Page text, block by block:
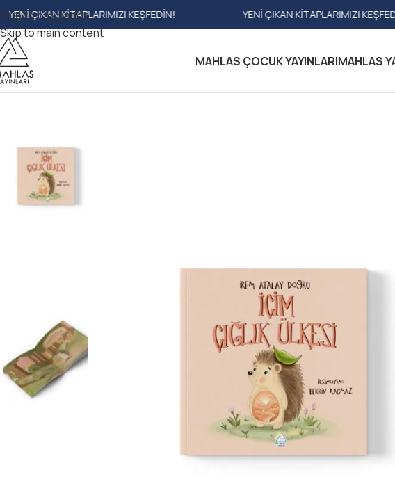
Skip to navigation
Skip to main content
KEŞFEDIN! YENI ÇIKAN KITAPLARIMIZI KEŞFEDIN!
MAHLAS ÇOCUK YAYINLARIMAHLAS